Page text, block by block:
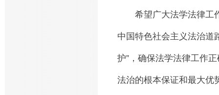
希望广大法学法律工作
中国特色社会主义法治道
护”，确保法学法律工作
法治的根本保证和最大优